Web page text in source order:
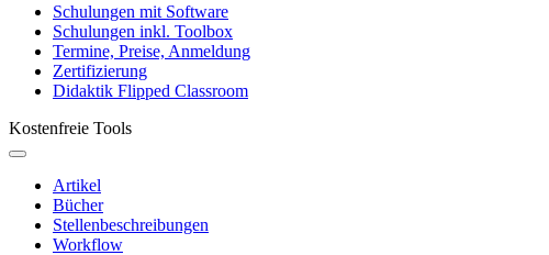
Schulungen mit Software
Schulungen inkl. Toolbox
Termine, Preise, Anmeldung
Zertifizierung
Didaktik Flipped Classroom
Kostenfreie Tools
Artikel
Bücher
Stellenbeschreibungen
Workflow